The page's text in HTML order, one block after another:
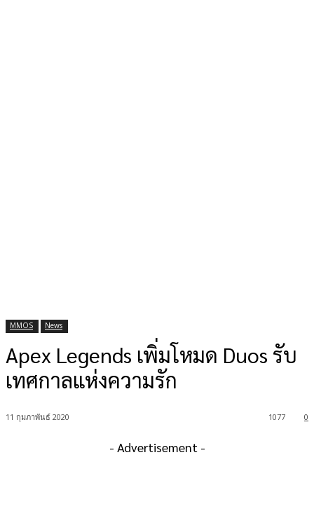
MMOS News
Apex Legends เพิ่มโหมด Duos รับ
เทศกาลแห่งความรัก
11 กุมภาพันธ์ 2020 0
1077
- Advertisement -